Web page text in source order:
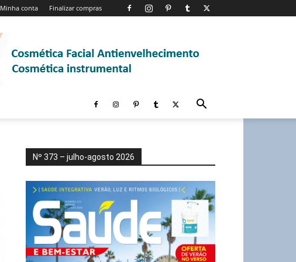
Minha conta Finalizar compras
Nº 373 – julho-agosto 2026